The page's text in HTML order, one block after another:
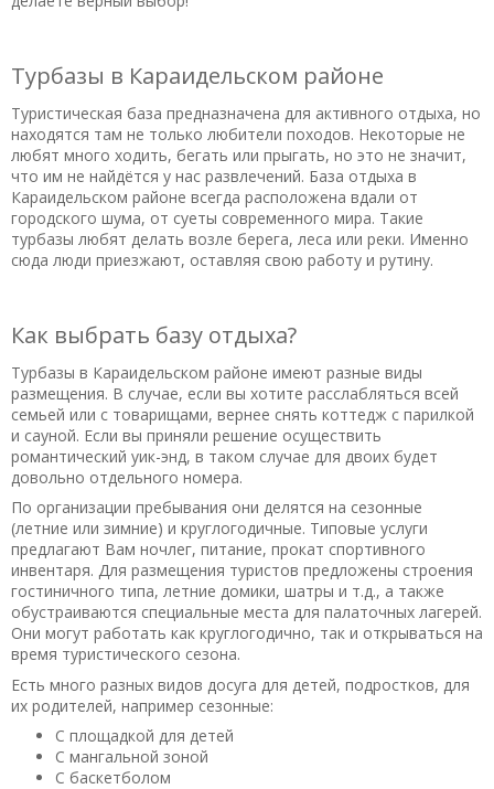
бронировании. Покушать лучше вести с собой, и дело не в
цене, а просто в пофигистском отношении персонала
столовой-бара. Начну с завтрака, который входит в
стоимость проживания - яичница с маленькой сосиской,
чай, и хлеб с маслом, которые нужно выпрашивать. На мою
просьбу поменять яичницу на овсянку для ребёнка, сварили
манку (которая была крайне отвратительна) и попросили
заплатить за неё 50р. Вообщем, я не привередливая, но за
стоимость 3500-4000р. в сутки - это бардак!
Турбазы в Караидельском районе
Туристическая база предназначена для активного отдыха, но
находятся там не только любители походов. Некоторые не
любят много ходить, бегать или прыгать, но это не значит,
что им не найдётся у нас развлечений. База отдыха в
Караидельском районе всегда расположена вдали от
городского шума, от суеты современного мира. Такие
турбазы любят делать возле берега, леса или реки. Именно
сюда люди приезжают, оставляя свою работу и рутину.
Как выбрать базу отдыха?
Турбазы в Караидельском районе имеют разные виды
размещения. В случае, если вы хотите расслабляться всей
семьей или с товарищами, вернее снять коттедж с парилкой
и сауной. Если вы приняли решение осуществить
романтический уик-энд, в таком случае для двоих будет
довольно отдельного номера.
По организации пребывания они делятся на сезонные
(летние или зимние) и круглогодичные. Типовые услуги
предлагают Вам ночлег, питание, прокат спортивного
инвентаря. Для размещения туристов предложены строения
гостиничного типа, летние домики, шатры и т.д., а также
обустраиваются специальные места для палаточных лагерей.
Они могут работать как круглогодично, так и открываться на
время туристического сезона.
Есть много разных видов досуга для детей, подростков, для
их родителей, например сезонные:
С площадкой для детей
С мангальной зоной
С баскетболом